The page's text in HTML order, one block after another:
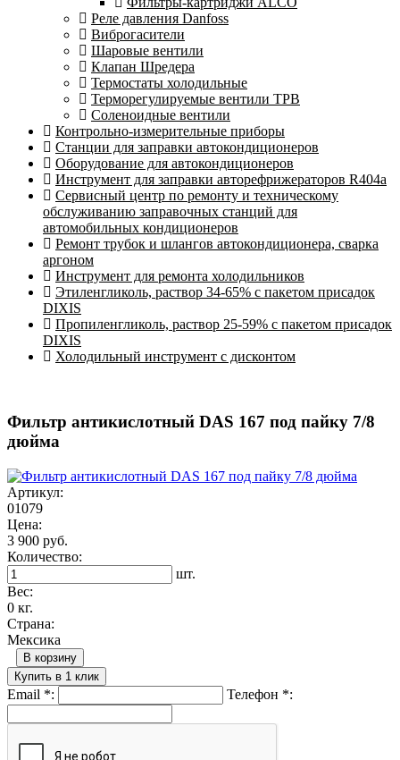
Реле давления Danfoss
Виброгасители
Шаровые вентили
Клапан Шредера
Термостаты холодильные
Терморегулируемые вентили ТРВ
Соленоидные вентили
Контрольно-измерительные приборы
Станции для заправки автокондиционеров
Оборудование для автокондиционеров
Инструмент для заправки авторефрижераторов R404a
Сервисный центр по ремонту и техническому
обслуживанию заправочных станций для
автомобильных кондиционеров
Ремонт трубок и шлангов автокондиционера, сварка
аргоном
Инструмент для ремонта холодильников
Этиленгликоль, раствор 34-65% с пакетом присадок
DIXIS
Пропиленгликоль, раствор 25-59% с пакетом присадок
DIXIS
Холодильный инструмент с дисконтом
Фильтр антикислотный DAS 167 под пайку 7/8
дюйма
Артикул:
01079
Цена:
3 900 руб.
Количество:
шт.
Вес:
0 кг.
Страна:
Мексика
В корзину
Купить в 1 клик
Email *: Телефон *: